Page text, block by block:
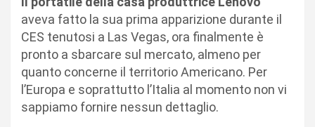
aveva fatto la sua prima apparizione durante il
CES tenutosi a Las Vegas, ora finalmente è
pronto a sbarcare sul mercato, almeno per
quanto concerne il territorio Americano. Per
l’Europa e soprattutto l’Italia al momento non vi
sappiamo fornire nessun dettaglio.